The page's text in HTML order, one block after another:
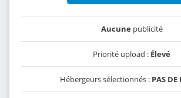
Aucunepublicité
Priorité upload : Élevé
Hébergeurs sélectionnés : PAS DE